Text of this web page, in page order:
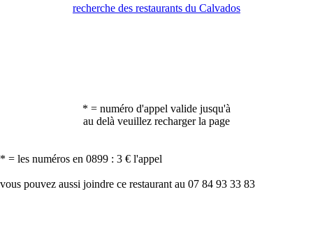
recherche des restaurants du Calvados
* = numéro d'appel valide jusqu'à
au delà veuillez recharger la page
* = les numéros en 0899 : 3 € l'appel
vous pouvez aussi joindre ce restaurant au 07 84 93 33 83